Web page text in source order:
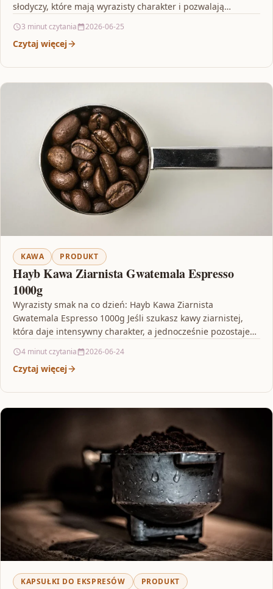
słodyczy, które mają wyrazisty charakter i pozwalają
3 minut czytania 2026-06-25
Czytaj więcej
KAWA PRODUKT
Hayb Kawa Ziarnista Gwatemala Espresso
1000g
Wyrazisty smak na co dzień: Hayb Kawa Ziarnista
Gwatemala Espresso 1000g Jeśli szukasz kawy ziarnistej,
która daje intensywny charakter, a jednocześnie pozostaje
4 minut czytania 2026-06-24
Czytaj więcej
KAPSUŁKI DO EKSPRESÓW PRODUKT